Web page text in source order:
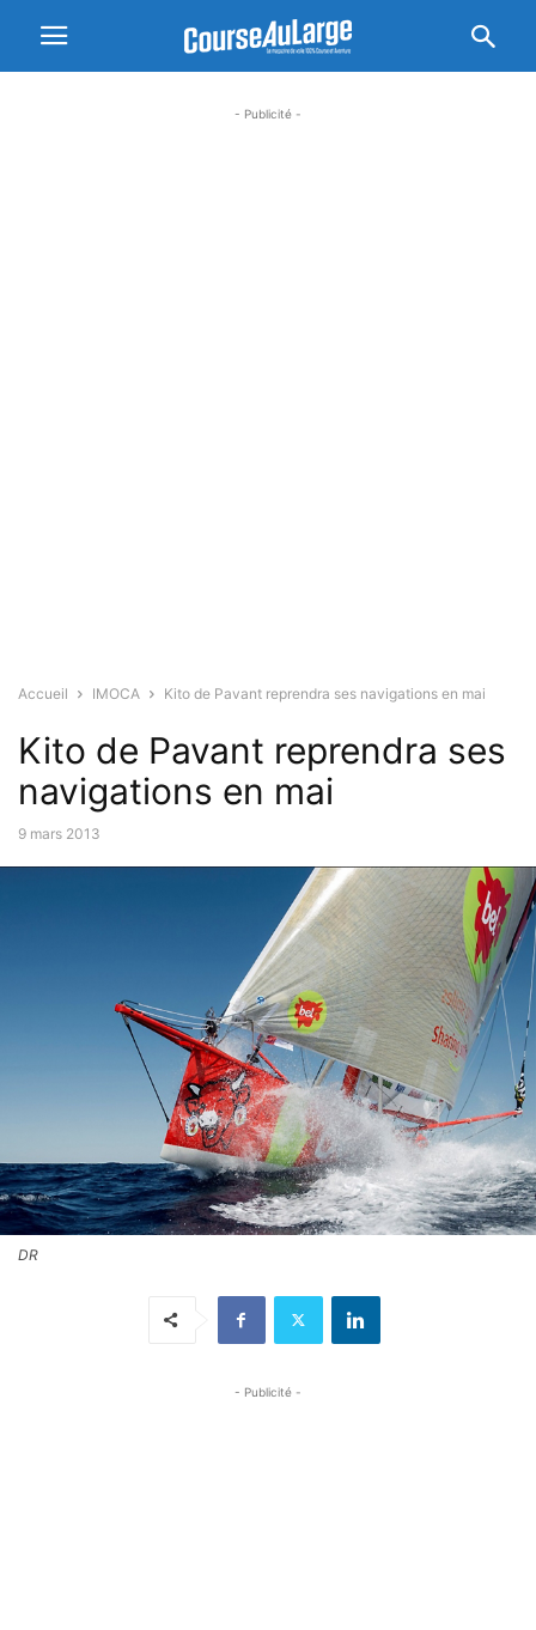
- Publicité -
Accueil IMOCA Kito de Pavant reprendra ses navigations en mai
Kito de Pavant reprendra ses
navigations en mai
9 mars 2013
DR
- Publicité -